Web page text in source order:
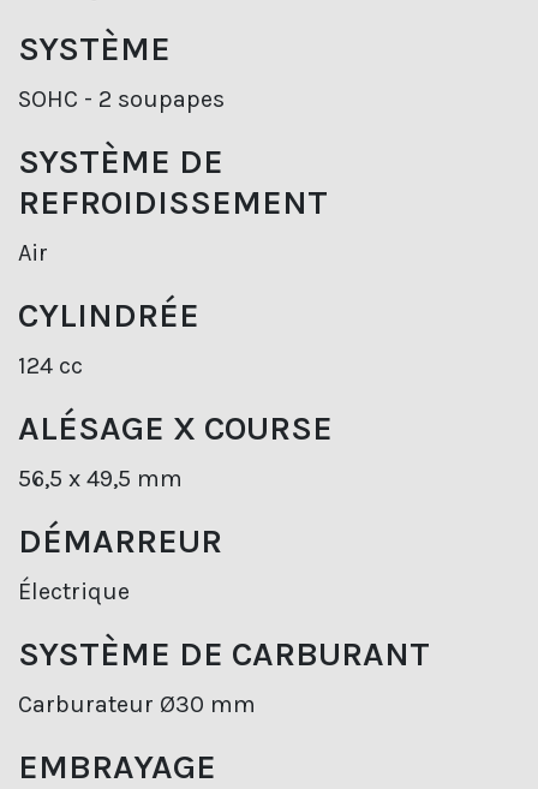
SYSTÈME
SOHC - 2 soupapes
SYSTÈME DE
REFROIDISSEMENT
Air
CYLINDRÉE
124 cc
ALÉSAGE X COURSE
56,5 x 49,5 mm
DÉMARREUR
Électrique
SYSTÈME DE CARBURANT
Carburateur Ø30 mm
EMBRAYAGE